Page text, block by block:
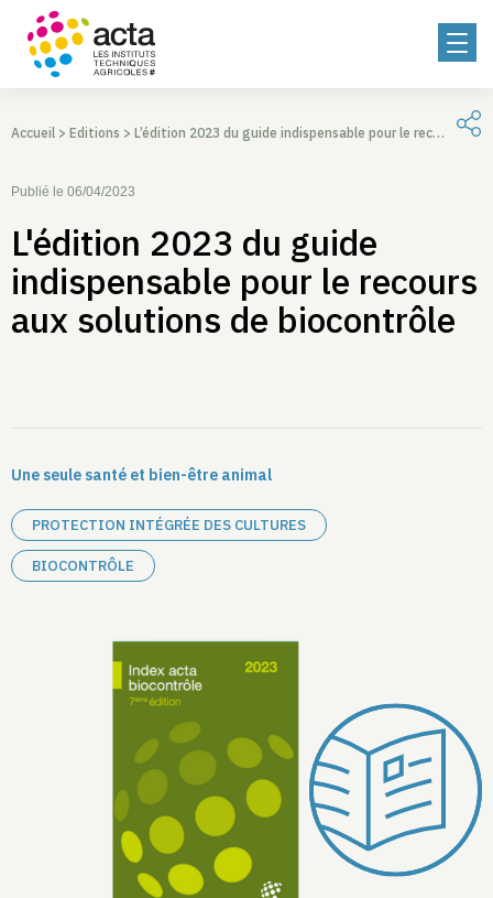
Accueil > Editions > L’édition 2023 du guide indispensable pour le recours aux solutions de biocontrôle
Publié le 06/04/2023
L'édition 2023 du guide
indispensable pour le recours
aux solutions de biocontrôle
Une seule santé et bien-être animal
PROTECTION INTÉGRÉE DES CULTURES
BIOCONTRÔLE